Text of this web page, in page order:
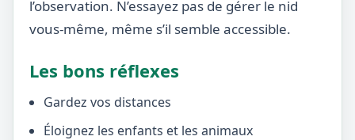
l’observation. N’essayez pas de gérer le nid
vous-même, même s’il semble accessible.
Les bons réflexes
Gardez vos distances
Éloignez les enfants et les animaux